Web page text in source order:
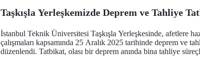
Taşkışla Yerleşkemizde Deprem ve Tahliye
İstanbul Teknik Üniversitesi Taşkışla Yerleşkesinde, afetlere
çalışmaları kapsamında 25 Aralık 2025 tarihinde deprem ve
düzenlendi. Tatbikat, olası bir deprem anında bina tahliye